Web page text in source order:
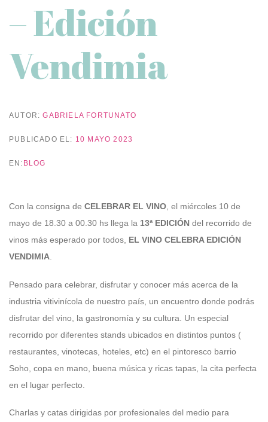
– Edición
Vendimia
AUTOR:GABRIELA FORTUNATO
PUBLICADO EL: 10 MAYO 2023
EN: BLOG
Con la consigna de CELEBRAR EL VINO, el miércoles 10 de
mayo de 18.30 a 00.30 hs llega la 13ª EDICIÓN del recorrido de
vinos más esperado por todos, EL VINO CELEBRA EDICIÓN
VENDIMIA.
Pensado para celebrar, disfrutar y conocer más acerca de la
industria vitivinícola de nuestro país, un encuentro donde podrás
disfrutar del vino, la gastronomía y su cultura. Un especial
recorrido por diferentes stands ubicados en distintos puntos (
restaurantes, vinotecas, hoteles, etc) en el pintoresco barrio
Soho, copa en mano, buena música y ricas tapas, la cita perfecta
en el lugar perfecto.
Charlas y catas dirigidas por profesionales del medio para